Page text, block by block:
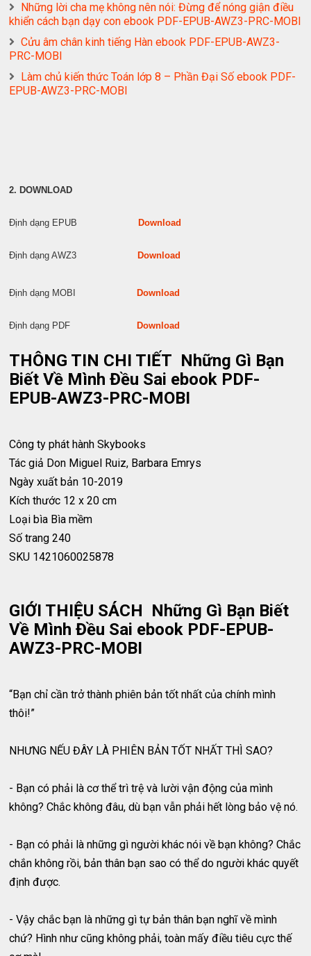
Những lời cha mẹ không nên nói: Đừng để nóng giận điều
khiển cách bạn dạy con ebook PDF-EPUB-AWZ3-PRC-MOBI
Cửu âm chân kinh tiếng Hàn ebook PDF-EPUB-AWZ3-
PRC-MOBI
Làm chủ kiến thức Toán lớp 8 – Phần Đại Số ebook PDF-
EPUB-AWZ3-PRC-MOBI
2. DOWNLOAD
Định dạng EPUB Download
Định dạng AWZ3 Download
Định dạng MOBI Download
Định dạng PDF Download
THÔNG TIN CHI TIẾT Những Gì Bạn
Biết Về Mình Đều Sai ebook PDF-
EPUB-AWZ3-PRC-MOBI
Công ty phát hành Skybooks
Tác giả Don Miguel Ruiz, Barbara Emrys
Ngày xuất bản 10-2019
Kích thước 12 x 20 cm
Loại bìa Bìa mềm
Số trang 240
SKU 1421060025878
GIỚI THIỆU SÁCH Những Gì Bạn Biết
Về Mình Đều Sai ebook PDF-EPUB-
AWZ3-PRC-MOBI
“Bạn chỉ cần trở thành phiên bản tốt nhất của chính mình
thôi!”
NHƯNG NẾU ĐÂY LÀ PHIÊN BẢN TỐT NHẤT THÌ SAO?
- Bạn có phải là cơ thể trì trệ và lười vận động của mình
không? Chắc không đâu, dù bạn vẫn phải hết lòng bảo vệ nó.
- Bạn có phải là những gì người khác nói về bạn không? Chắc
chắn không rồi, bản thân bạn sao có thể do người khác quyết
định được.
- Vậy chắc bạn là những gì tự bản thân bạn nghĩ về mình
chứ? Hình như cũng không phải, toàn mấy điều tiêu cực thế